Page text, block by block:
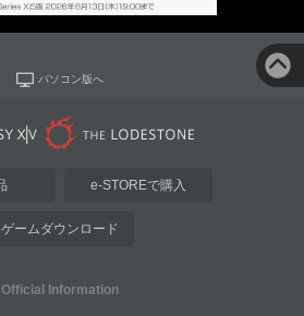
パソコン版へ
e-STOREで購入
ゲームダウンロード
Official Information